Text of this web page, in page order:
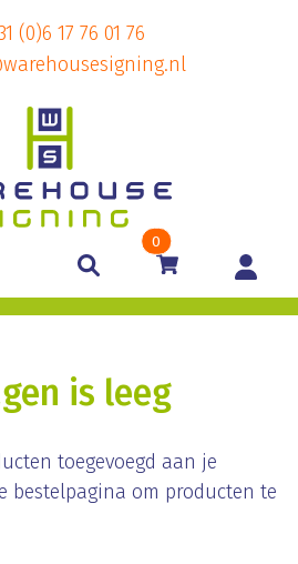
(0)6 17 76 01 76
0
is leeg
toegevoegd aan je
bestelpagina om producten te